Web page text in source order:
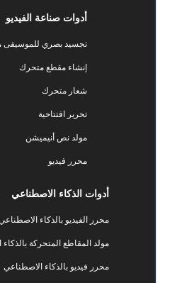
أدوات صناعة الفيديو
تجسيد بصري للموسيقى مجانًا
إنشاء مقطع متحرك
شعار متحرك
تحرير افتتاحية
مولد نص أنيميشن
محرر فيديو
أدوات الذكاء الاصطناعي
محرر الفيديو بالذكاء الاصطناعي
مولد المقاطع المتحركة بالذكاء الاصطناعي
محرر فيديو بالذكاء الاصطناعي